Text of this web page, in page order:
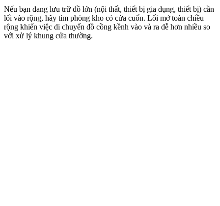
Nếu bạn đang lưu trữ đồ lớn (nội thất, thiết bị gia dụng, thiết bị) cần
lối vào rộng, hãy tìm phòng kho có cửa cuốn. Lối mở toàn chiều
rộng khiến việc di chuyển đồ cồng kềnh vào và ra dễ hơn nhiều so
với xử lý khung cửa thường.